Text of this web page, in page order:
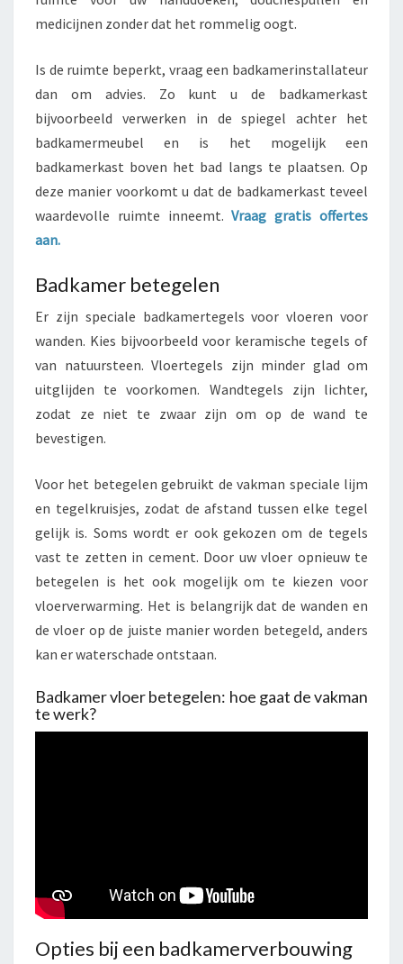
medicijnen zonder dat het rommelig oogt.
Is de ruimte beperkt, vraag een badkamerinstallateur
dan om advies. Zo kunt u de badkamerkast
bijvoorbeeld verwerken in de spiegel achter het
badkamermeubel en is het mogelijk een
badkamerkast boven het bad langs te plaatsen. Op
deze manier voorkomt u dat de badkamerkast teveel
waardevolle ruimte inneemt.Vraag gratis offertes
aan.
Badkamer betegelen
Er zijn speciale badkamertegels voor vloeren voor
wanden. Kies bijvoorbeeld voor keramische tegels of
van natuursteen. Vloertegels zijn minder glad om
uitglijden te voorkomen. Wandtegels zijn lichter,
zodat ze niet te zwaar zijn om op de wand te
bevestigen.
Voor het betegelen gebruikt de vakman speciale lijm
en tegelkruisjes, zodat de afstand tussen elke tegel
gelijk is. Soms wordt er ook gekozen om de tegels
vast te zetten in cement. Door uw vloer opnieuw te
betegelen is het ook mogelijk om te kiezen voor
vloerverwarming. Het is belangrijk dat de wanden en
de vloer op de juiste manier worden betegeld, anders
kan er waterschade ontstaan.
Badkamer vloer betegelen: hoe gaat de vakman
te werk?
Opties bij een badkamerverbouwing